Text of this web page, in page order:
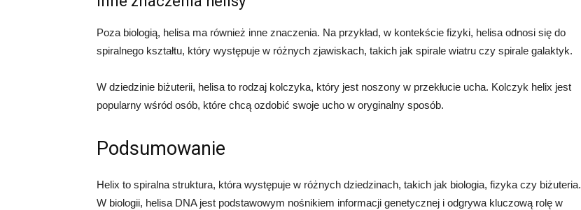
Poza biologią, helisa ma również inne znaczenia. Na przykład, w kontekście fizyki, helisa odnosi się do
spiralnego kształtu, który występuje w różnych zjawiskach, takich jak spirale wiatru czy spirale galaktyk.
W dziedzinie biżuterii, helisa to rodzaj kolczyka, który jest noszony w przekłucie ucha. Kolczyk helix jest
popularny wśród osób, które chcą ozdobić swoje ucho w oryginalny sposób.
Podsumowanie
Helix to spiralna struktura, która występuje w różnych dziedzinach, takich jak biologia, fizyka czy biżuteria.
W biologii, helisa DNA jest podstawowym nośnikiem informacji genetycznej i odgrywa kluczową rolę w